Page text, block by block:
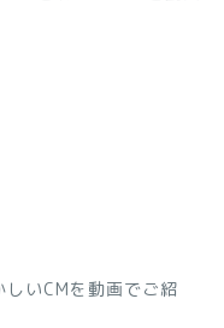
いCMを動画でご紹